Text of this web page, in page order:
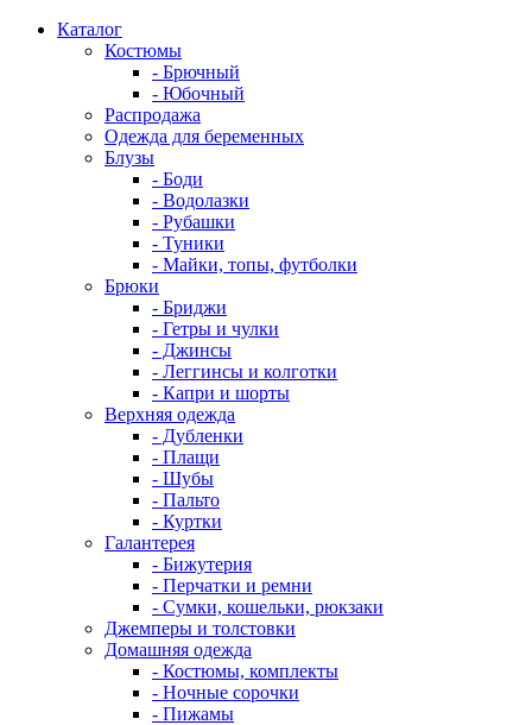
Каталог
Костюмы
- Брючный
- Юбочный
Распродажа
Одежда для беременных
Блузы
- Боди
- Водолазки
- Рубашки
- Туники
- Майки, топы, футболки
Брюки
- Бриджи
- Гетры и чулки
- Джинсы
- Леггинсы и колготки
- Капри и шорты
Верхняя одежда
- Дубленки
- Плащи
- Шубы
- Пальто
- Куртки
Галантерея
- Бижутерия
- Перчатки и ремни
- Сумки, кошельки, рюкзаки
Джемперы и толстовки
Домашняя одежда
- Костюмы, комплекты
- Ночные сорочки
- Пижамы